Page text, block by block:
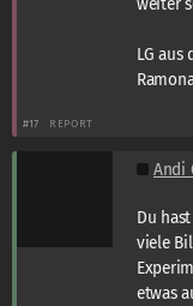
LG aus
#17 REPORT
Andi
Du
viele
etwas